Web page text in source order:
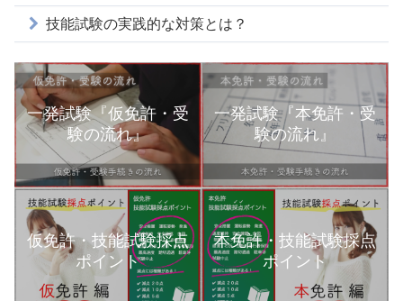
技能試験の実践的な対策とは？
一発試験『仮免許・受
験の流れ』
一発試験『本免許・受
験の流れ』
仮免許・技能試験採点
ポイント
本免許・技能試験採点
ポイント